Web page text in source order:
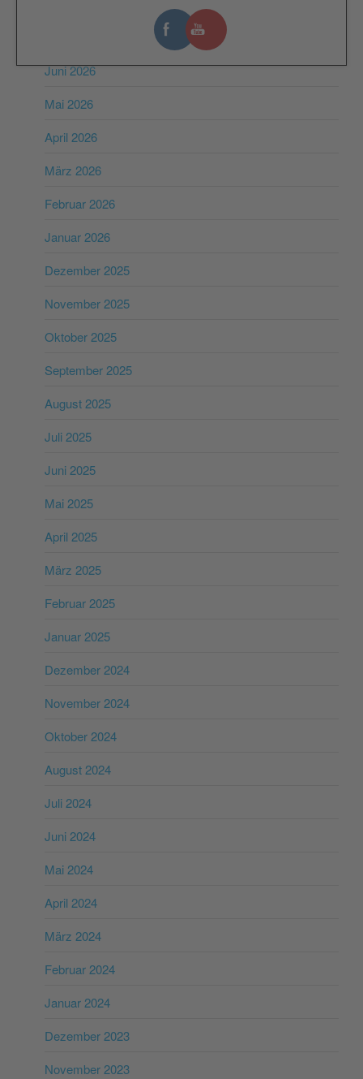
Juni 2026
Mai 2026
April 2026
März 2026
Februar 2026
Januar 2026
Dezember 2025
November 2025
Oktober 2025
September 2025
August 2025
Juli 2025
Juni 2025
Mai 2025
April 2025
März 2025
Februar 2025
Januar 2025
Dezember 2024
November 2024
Oktober 2024
August 2024
Juli 2024
Juni 2024
Mai 2024
April 2024
März 2024
Februar 2024
Januar 2024
Dezember 2023
November 2023